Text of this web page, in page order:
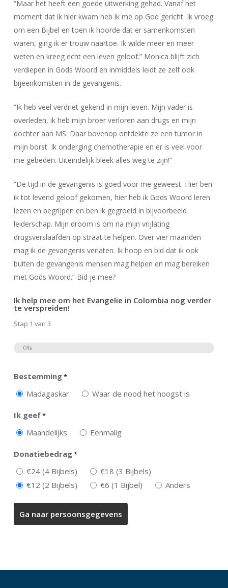
“Maar het heeft een goede uitwerking gehad. Vanaf het
moment dat ik hier kwam heb ik me op God gericht. Ik vroeg
om een Bijbel en toen ik hoorde dat er samenkomsten
waren, ging ik er trouw naartoe. Ik wilde meer en meer
weten en kreeg echt een leven geloof.” Monica blijft zich
verdiepen in Gods Woord en inmiddels leidt ze zelf ook
bijeenkomsten in de gevangenis.
“Ik heb veel verdriet gekend in mijn leven. Mijn vader is
overleden, ik heb mijn broer verloren aan drugs en mijn
dochter aan MS. Daar bovenop ontdekte ze een tumor in
mijn borst. Ik onderging chemotherapie en er is veel voor
me gebeden. Uiteindelijk bleek alles weg te zijn!”
“De tijd in de gevangenis is goed voor me geweest. Hier ben
ik tot levend geloof gekomen, hier heb ik Gods Woord leren
lezen en begrijpen en ben ik gegroeid in bijvoorbeeld
leiderschap. Mijn droom is om na mijn vrijlating
drugsverslaafden op straat te helpen. Over vier maanden
mag ik de gevangenis verlaten. Ik hoop en bid dat ik ook
buiten de gevangenis mensen mag helpen en mag bereiken
met Gods Woord.” Bid je mee?
Ik help mee om het Evangelie in Colombia nog verder
te verspreiden!
Stap 1 van 3
0%
Bestemming*
Madagaskar Waar de nood het hoogst is
Ik geef*
Maandelijks Eenmalig
Donatiebedrag*
€24 (4 Bijbels)
€18 (3 Bijbels)
€12 (2 Bijbels)
€6 (1 Bijbel) Anders